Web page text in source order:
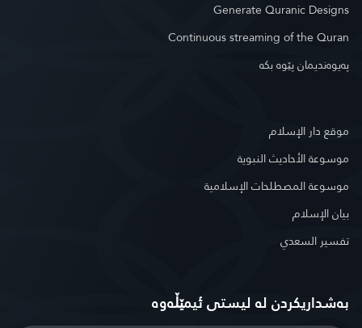
Generate Quranic Designs
Continuous streaming of the Quran
په‌یوه‌ندیمان پێوه‌ بكه‌
موقع دار الإسلام
موسوعة الأحاديث النبوية
موسوعة المصطلحات الإسلامية
بيان الإسلام
تفسير السعدي
بەشداریکردن لە لیستی ئیمێڵەوە